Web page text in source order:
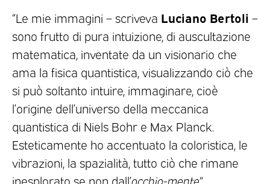
“Le mie immagini – scriveva Luciano Bertoli –
sono frutto di pura intuizione, di auscultazione
matematica, inventate da un visionario che
ama la fisica quantistica, visualizzando ciò che
si può soltanto intuire, immaginare, cioè
l’origine dell’universo della meccanica
quantistica di Niels Bohr e Max Planck.
Esteticamente ho accentuato la coloristica, le
vibrazioni, la spazialità, tutto ciò che rimane
inesplorato se non dall’occhio-mente“.